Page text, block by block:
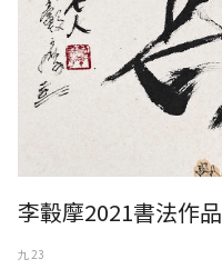
李轂摩2021書法作品
九 23